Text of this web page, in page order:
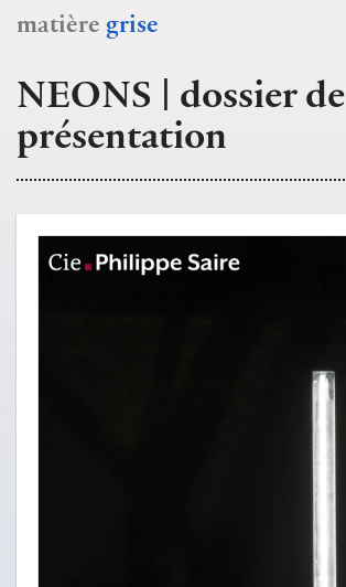
matière grise
NEONS | dossier de
présentation